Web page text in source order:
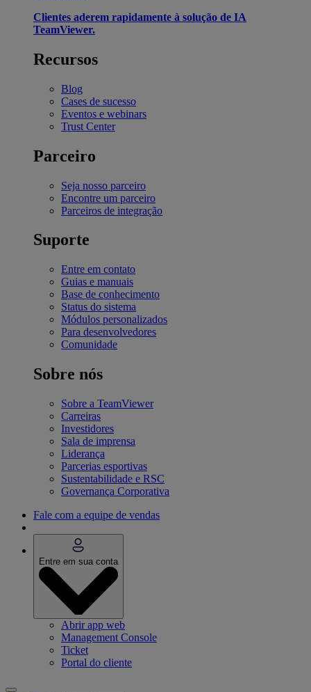
Clientes aderem rapidamente à solução de IA
TeamViewer.
Recursos
Blog
Cases de sucesso
Eventos e webinars
Trust Center
Parceiro
Seja nosso parceiro
Encontre um parceiro
Parceiros de integração
Suporte
Entre em contato
Guias e manuais
Base de conhecimento
Status do sistema
Módulos personalizados
Para desenvolvedores
Comunidade
Sobre nós
Sobre a TeamViewer
Carreiras
Investidores
Sala de imprensa
Liderança
Parcerias esportivas
Sustentabilidade e RSC
Governança Corporativa
Fale com a equipe de vendas
Entre em sua conta
Abrir app web
Management Console
Ticket
Portal do cliente